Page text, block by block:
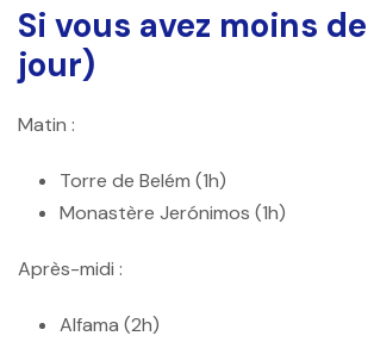
Si vous avez moins
jour)
Matin :
Torre de Belém (1h)
Monastère Jerónimos (1h)
Après-midi :
Alfama (2h)